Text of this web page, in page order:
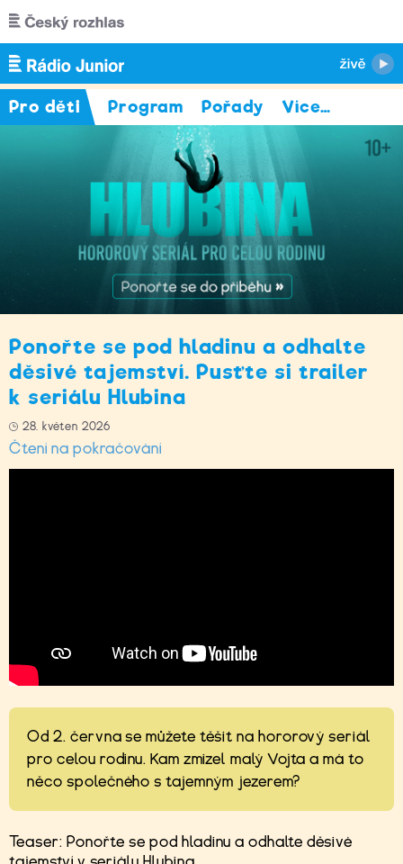
Přejít k hlavnímu obsahu
Pro děti Program Pořady Více…
Ponořte se pod hladinu a odhalte
děsivé tajemství. Pusťte si trailer
k seriálu Hlubina
28. květen 2026
Čtení na pokračování
Od 2. června se můžete těšit na hororový seriál
pro celou rodinu. Kam zmizel malý Vojta a má to
něco společného s tajemným jezerem?
Teaser: Ponořte se pod hladinu a odhalte děsivé